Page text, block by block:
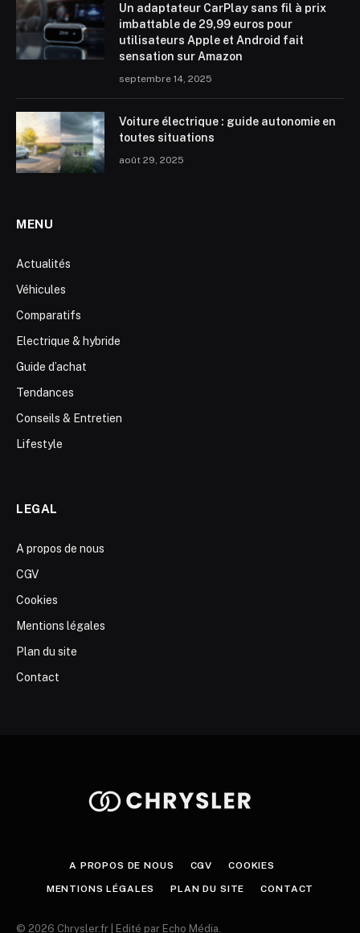
Un adaptateur CarPlay sans fil à prix
imbattable de 29,99 euros pour
utilisateurs Apple et Android fait
sensation sur Amazon
septembre 14, 2025
Voiture électrique : guide autonomie en
toutes situations
août 29, 2025
MENU
Actualités
Véhicules
Comparatifs
Electrique & hybride
Guide d’achat
Tendances
Conseils & Entretien
Lifestyle
LEGAL
A propos de nous
CGV
Cookies
Mentions légales
Plan du site
Contact
A PROPOS DE NOUS CGV COOKIES
MENTIONS LÉGALES PLAN DU SITE CONTACT
© 2026 Chrysler.fr | Edité par Echo Média.